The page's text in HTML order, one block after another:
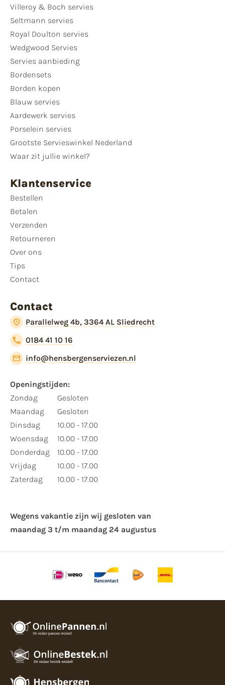
Villeroy & Boch servies
Seltmann servies
Royal Doulton servies
Wedgwood Servies
Servies aanbieding
Bordensets
Borden kopen
Blauw servies
Aardewerk servies
Porselein servies
Grootste Servieswinkel Nederland
Waar zit jullie winkel?
Klantenservice
Bestellen
Betalen
Verzenden
Retourneren
Over ons
Tips
Contact
Contact
Parallelweg 4b, 3364 AL Sliedrecht
0184 41 10 16
info@hensbergenserviezen.nl
Openingstijden:
Zondag
Maandag
Dinsdag
Woensdag
Donderdag
Vrijdag
Zaterdag
Gesloten
Gesloten
10.00 - 17.00
10.00 - 17.00
10.00 - 17.00
10.00 - 17.00
10.00 - 17.00
Wegens vakantie zijn wij gesloten van ​
maandag 3 t/m maandag 24 augustus